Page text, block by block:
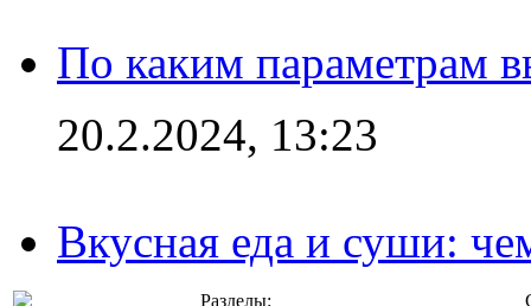
По каким параметрам
20.2.2024, 13:23
Вкусная еда и суши:
Разделы: